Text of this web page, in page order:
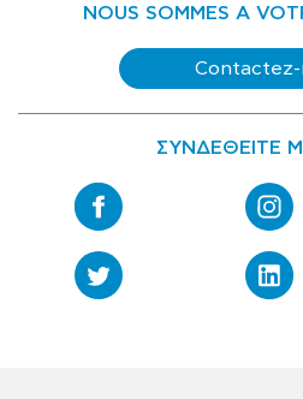
NOUS SOMMES A
Contactez-
ΣΥΝΔΕΘΕΙΤΕ